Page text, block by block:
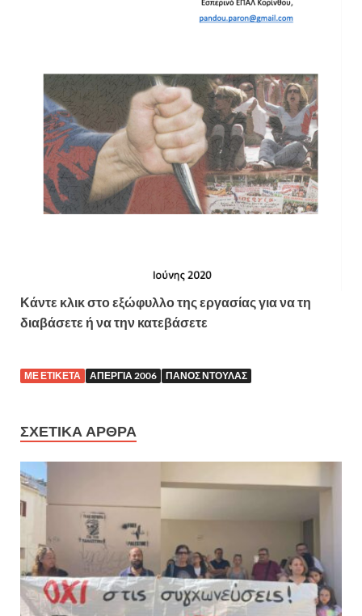
Κάντε κλικ στο εξώφυλλο της εργασίας για να τη
διαβάσετε ή να την κατεβάσετε
ΜΕ ΕΤΙΚΕΤΑ ΑΠΕΡΓΙΑ 2006 ΠΑΝΟΣ ΝΤΟΥΛΑΣ
ΣΧΕΤΙΚΑ ΑΡΘΡΑ